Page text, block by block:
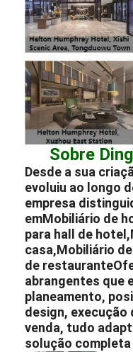
Sobre
Desde a sua
evoluiu ao longo
empresa
emMobiliário de
para hall de hotel ,
casa,Mobiliário
de restaurante
abrangentes que
planeamento,
design,
venda, tudo
solução completa